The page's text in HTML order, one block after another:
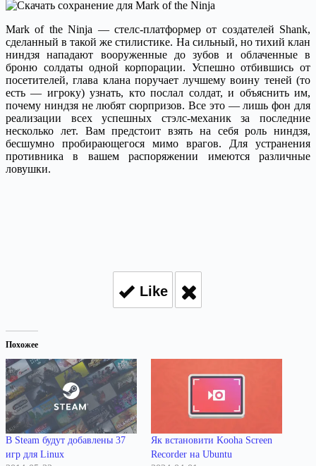
Mark of the Ninja — стелс-платформер от создателей Shank,
сделанный в такой же стилистике. На сильный, но тихий клан
ниндзя нападают вооруженные до зубов и облаченные в
броню солдаты одной корпорации. Успешно отбившись от
посетителей, глава клана поручает лучшему воину теней (то
есть — игроку) узнать, кто послал солдат, и объяснить им,
почему ниндзя не любят сюрпризов. Все это — лишь фон для
реализации всех успешных стэлс-механик за последние
несколько лет. Вам предстоит взять на себя роль ниндзя,
бесшумно пробирающегося мимо врагов. Для устранения
противника в вашем распоряжении имеются различные
ловушки.
Like
Похожее
В Steam будут добавлены 37
игр для Linux
Як встановити Kooha Screen
Recorder на Ubuntu